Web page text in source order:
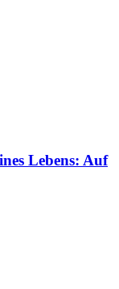
Lebens: Auf